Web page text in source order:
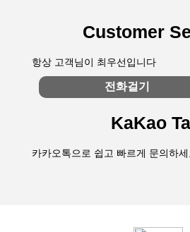
Customer
항상 고객님이 최우선입니다
전화걸기
KaKao
카카오톡으로 쉽고 빠르게 문의하세